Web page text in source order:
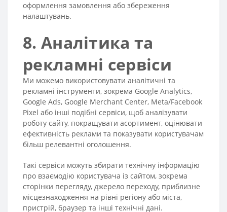
оформлення замовлення або збереження
налаштувань.
8. Аналітика та
рекламні сервіси
Ми можемо використовувати аналітичні та
рекламні інструменти, зокрема Google Analytics,
Google Ads, Google Merchant Center, Meta/Facebook
Pixel або інші подібні сервіси, щоб аналізувати
роботу сайту, покращувати асортимент, оцінювати
ефективність реклами та показувати користувачам
більш релевантні оголошення.
Такі сервіси можуть збирати технічну інформацію
про взаємодію користувача із сайтом, зокрема
сторінки перегляду, джерело переходу, приблизне
місцезнаходження на рівні регіону або міста,
пристрій, браузер та інші технічні дані.